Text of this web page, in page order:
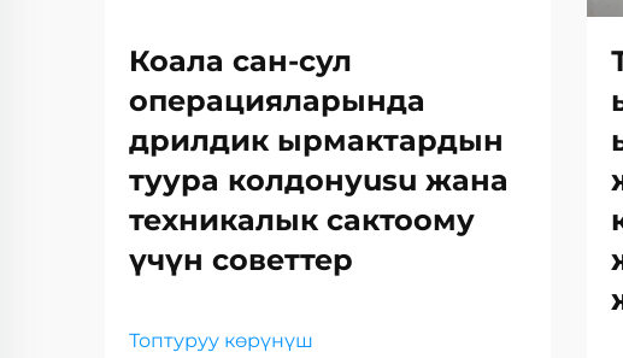
Коала сан-сул
операцияларында
дрилдик ырмактардын
туура колдонуusu жана
техникалык сактоому
үчүн советтер
Топтуруу көрүнүш